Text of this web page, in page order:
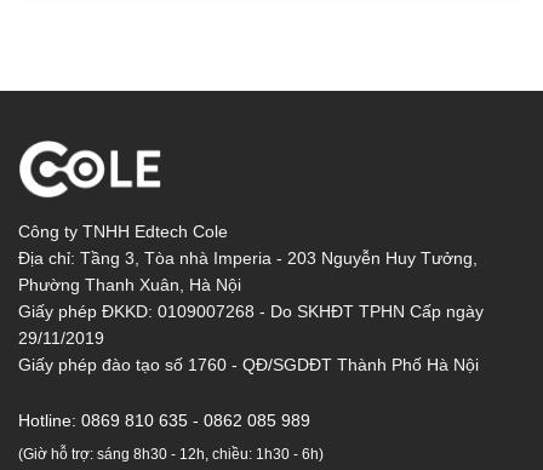
Công ty TNHH Edtech Cole
Địa chỉ: Tầng 3, Tòa nhà Imperia - 203 Nguyễn Huy Tưởng,
Phường Thanh Xuân, Hà Nội
Giấy phép ĐKKD: 0109007268 - Do SKHĐT TPHN Cấp ngày
29/11/2019
Giấy phép đào tạo số 1760 - QĐ/SGDĐT Thành Phố Hà Nội
Hotline: 0869 810 635 - 0862 085 989
(Giờ hỗ trợ: sáng 8h30 - 12h, chiều: 1h30 - 6h)